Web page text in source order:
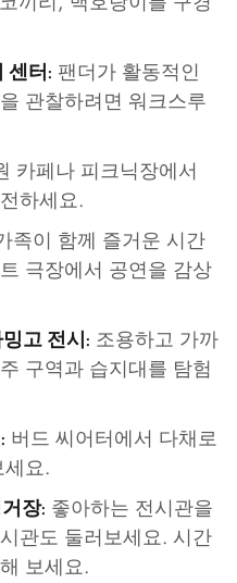
센터: 팬더가 활동적인
관찰하려면 워크스루
카페나 피크닉장에서
하세요.
족이 함께 즐거운 시간
극장에서 공연을 감상
고 전시: 조용하고 가까
구역과 습지대를 탐험
버드 씨어터에서 다채로
요.
장: 좋아하는 전시관을
관도 둘러보세요. 시간
보세요.